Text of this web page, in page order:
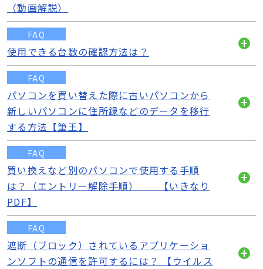
（動画解説）
く
FAQ
使用できる台数の確認方法は？
く
FAQ
パソコンを買い替えた際に古いパソコンから
新しいパソコンに住所録などのデータを移行
する方法【筆王】
FAQ
買い換えなど別のパソコンで使用する手順
は？（エントリー解除手順） 【いきなり
PDF】
FAQ
遮断（ブロック）されているアプリケーショ
ンソフトの通信を許可するには？ 【ウイルス